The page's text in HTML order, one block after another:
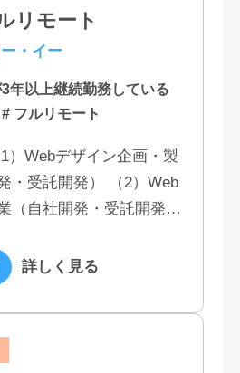
】 フルリモート
・イー
年以上継続勤務している
# フルリモート
）Webデザイン企画・製
・受託開発） （2）Web
（自社開発・受託開発）
務 （6...
詳しく見る